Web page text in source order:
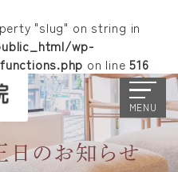
"slug" on string in
wp-
on line516
MENU
日のお知らせ